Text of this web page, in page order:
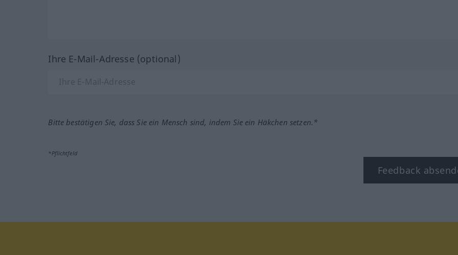
Ihre E-Mail-Adresse (optional)
Bitte bestätigen Sie, dass Sie ein Mensch sind, indem Sie ein Häkchen setzen.*
*Pflichtfeld
Feedback